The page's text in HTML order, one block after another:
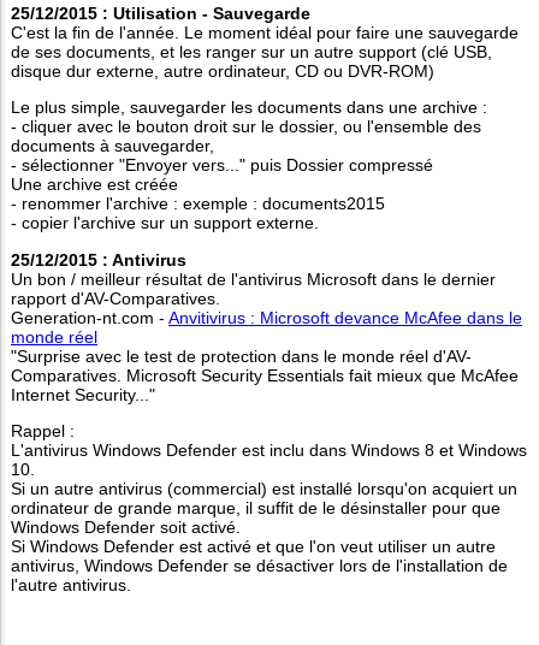
25/12/2015 : Utilisation - Sauvegarde
C'est la fin de l'année. Le moment idéal pour faire une sauvegarde
de ses documents, et les ranger sur un autre support (clé USB,
disque dur externe, autre ordinateur, CD ou DVR-ROM)
Le plus simple, sauvegarder les documents dans une archive :
- cliquer avec le bouton droit sur le dossier, ou l'ensemble des
documents à sauvegarder,
- sélectionner "Envoyer vers..." puis Dossier compressé
Une archive est créée
- renommer l'archive : exemple : documents2015
- copier l'archive sur un support externe.
25/12/2015 : Antivirus
Un bon / meilleur résultat de l'antivirus Microsoft dans le dernier
rapport d'AV-Comparatives.
Generation-nt.com - Anvitivirus : Microsoft devance McAfee dans le
monde réel
"Surprise avec le test de protection dans le monde réel d'AV-
Comparatives. Microsoft Security Essentials fait mieux que McAfee
Internet Security..."
Rappel :
L'antivirus Windows Defender est inclu dans Windows 8 et Windows
10.
Si un autre antivirus (commercial) est installé lorsqu'on acquiert un
ordinateur de grande marque, il suffit de le désinstaller pour que
Windows Defender soit activé.
Si Windows Defender est activé et que l'on veut utiliser un autre
antivirus, Windows Defender se désactiver lors de l'installation de
l'autre antivirus.